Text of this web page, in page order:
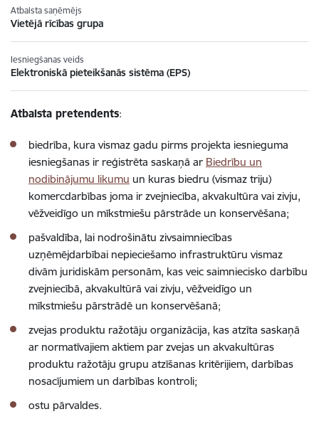
Atbalsta saņēmējs
Vietējā rīcības grupa
Iesniegšanas veids
Elektroniskā pieteikšanās sistēma (EPS)
Atbalsta pretendents:
biedrība, kura vismaz gadu pirms projekta iesnieguma
iesniegšanas ir reģistrēta saskaņā ar Biedrību un
nodibinājumu likumu un kuras biedru (vismaz triju)
komercdarbības joma ir zvejniecība, akvakultūra vai zivju,
vēžveidīgo un mīkstmiešu pārstrāde un konservēšana;
pašvaldība, lai nodrošinātu zivsaimniecības
uzņēmējdarbībai nepieciešamo infrastruktūru vismaz
divām juridiskām personām, kas veic saimniecisko darbību
zvejniecībā, akvakultūrā vai zivju, vēžveidīgo un
mīkstmiešu pārstrādē un konservēšanā;
zvejas produktu ražotāju organizācija, kas atzīta saskaņā
ar normatīvajiem aktiem par zvejas un akvakultūras
produktu ražotāju grupu atzīšanas kritērijiem, darbības
nosacījumiem un darbības kontroli;
ostu pārvaldes.